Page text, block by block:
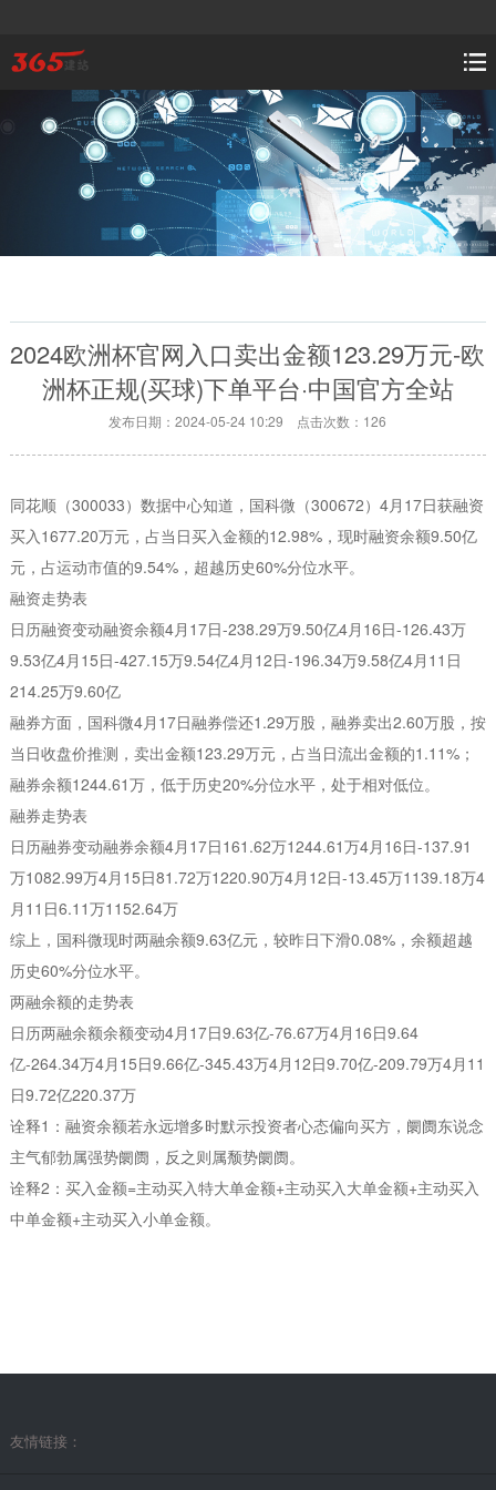
2024欧洲杯官网入口卖出金额123.29万元-欧
洲杯正规(买球)下单平台·中国官方全站
发布日期：2024-05-24 10:29 点击次数：126
同花顺（300033）数据中心知道，国科微（300672）4月17日获融资
买入1677.20万元，占当日买入金额的12.98%，现时融资余额9.50亿
元，占运动市值的9.54%，超越历史60%分位水平。
融资走势表
日历融资变动融资余额4月17日-238.29万9.50亿4月16日-126.43万
9.53亿4月15日-427.15万9.54亿4月12日-196.34万9.58亿4月11日
214.25万9.60亿
融券方面，国科微4月17日融券偿还1.29万股，融券卖出2.60万股，按
当日收盘价推测，卖出金额123.29万元，占当日流出金额的1.11%；
融券余额1244.61万，低于历史20%分位水平，处于相对低位。
融券走势表
日历融券变动融券余额4月17日161.62万1244.61万4月16日-137.91
万1082.99万4月15日81.72万1220.90万4月12日-13.45万1139.18万4
月11日6.11万1152.64万
综上，国科微现时两融余额9.63亿元，较昨日下滑0.08%，余额超越
历史60%分位水平。
两融余额的走势表
日历两融余额余额变动4月17日9.63亿-76.67万4月16日9.64
亿-264.34万4月15日9.66亿-345.43万4月12日9.70亿-209.79万4月11
日9.72亿220.37万
诠释1：融资余额若永远增多时默示投资者心态偏向买方，阛阓东说念
主气郁勃属强势阛阓，反之则属颓势阛阓。
诠释2：买入金额=主动买入特大单金额+主动买入大单金额+主动买入
中单金额+主动买入小单金额。
友情链接：